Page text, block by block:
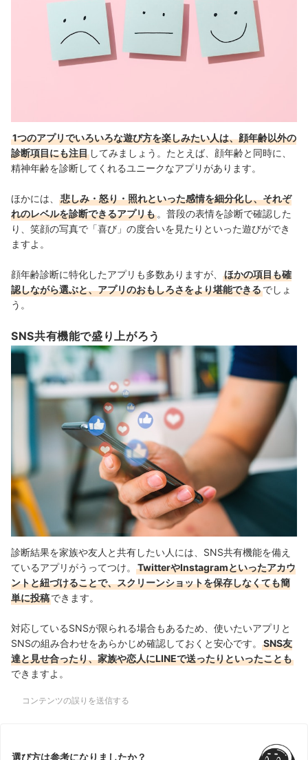
1つのアプリでいろいろな遊び方を楽しみたい人は、顔年齢以外の
診断項目にも注目 してみましょう。たとえば、顔年齢と同時に、
精神年齢を診断してくれるユニークなアプリがあります。
ほかには、
悲しみ・怒り・照れといった感情を細分化し、それぞ
れのレベルを診断できるアプリも 。普段の表情を診断で確認した
り、笑顔の写真で「喜び」の度合いを見たりといった遊びができ
ますよ。
顔年齢診断に特化したアプリも多数ありますが、
ほかの項目も確
認しながら選ぶと、アプリのおもしろさをより堪能できるでしょ
う。
SNS共有機能で盛り上がろう
診断結果を家族や友人と共有したい人には、SNS共有機能を備え
ているアプリがうってつけ。
TwitterやInstagramといったアカウ
ントと紐づけることで、スクリーンショットを保存しなくても簡
単に投稿できます。
対応しているSNSが限られる場合もあるため、使いたいアプリと
SNSの組み合わせをあらかじめ確認しておくと安心です。
SNS友
達と見せ合ったり、家族や恋人にLINEで送ったりといったことも
できますよ。
コンテンツの誤りを送信する
選び方は参考になりましたか？